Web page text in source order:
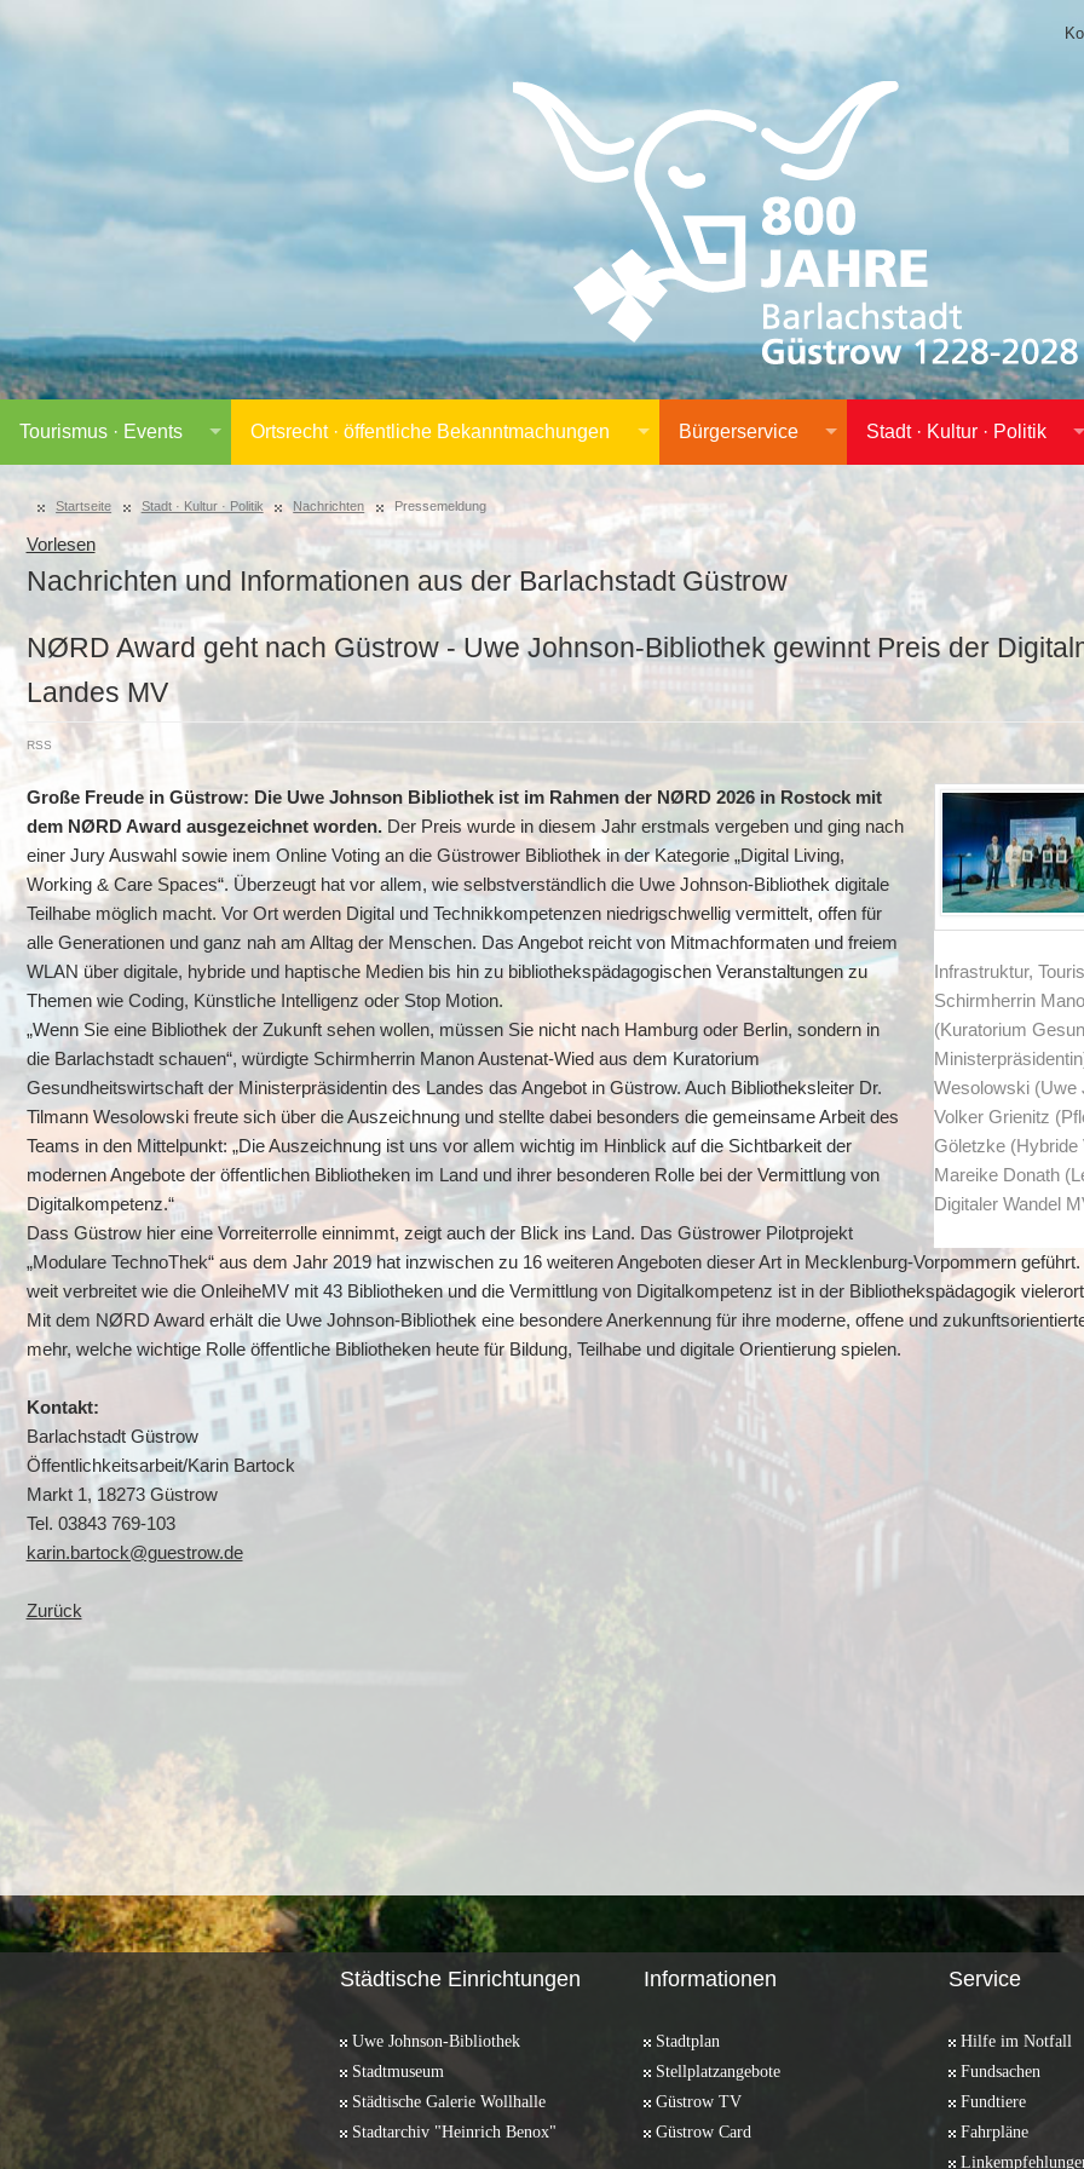
Tourismus · Events Ortsrecht · öffentliche Bekanntmachungen Bürgerservice Stadt · Kultur · Politik
Startseite Stadt · Kultur · Politik Nachrichten Pressemeldung
Vorlesen
Nachrichten und Informationen aus der Barlachstadt Güstrow
NØRD Award geht nach Güstrow - Uwe Johnson-Bibliothek gewinnt Preis der
Landes MV
RSS
Infrastruktur,
Schirmherrin
(Kuratorium
Wesolowski (Uwe
Volker Grienitz
Göletzke (Hybride
Mareike Donath
Digitaler Wandel
Große Freude in Güstrow: Die Uwe Johnson Bibliothek ist im Rahmen der NØRD 2026 in Rostock mit
dem NØRD Award ausgezeichnet worden. Der Preis wurde in diesem Jahr erstmals vergeben und ging nach
einer Jury Auswahl sowie inem Online Voting an die Güstrower Bibliothek in der Kategorie „Digital Living,
Working & Care Spaces“. Überzeugt hat vor allem, wie selbstverständlich die Uwe Johnson-Bibliothek digitale
Teilhabe möglich macht. Vor Ort werden Digital und Technikkompetenzen niedrigschwellig vermittelt, offen für
alle Generationen und ganz nah am Alltag der Menschen. Das Angebot reicht von Mitmachformaten und freiem
WLAN über digitale, hybride und haptische Medien bis hin zu bibliothekspädagogischen Veranstaltungen zu
Themen wie Coding, Künstliche Intelligenz oder Stop Motion.
„Wenn Sie eine Bibliothek der Zukunft sehen wollen, müssen Sie nicht nach Hamburg oder Berlin, sondern in
die Barlachstadt schauen“, würdigte Schirmherrin Manon Austenat-Wied aus dem Kuratorium
Gesundheitswirtschaft der Ministerpräsidentin des Landes das Angebot in Güstrow. Auch Bibliotheksleiter Dr.
Tilmann Wesolowski freute sich über die Auszeichnung und stellte dabei besonders die gemeinsame Arbeit des
Teams in den Mittelpunkt: „Die Auszeichnung ist uns vor allem wichtig im Hinblick auf die Sichtbarkeit der
modernen Angebote der öffentlichen Bibliotheken im Land und ihrer besonderen Rolle bei der Vermittlung von
Digitalkompetenz.“
Dass Güstrow hier eine Vorreiterrolle einnimmt, zeigt auch der Blick ins Land. Das Güstrower Pilotprojekt
„Modulare TechnoThek“ aus dem Jahr 2019 hat inzwischen zu 16 weiteren Angeboten dieser Art in Mecklenburg-Vorpommern
weit verbreitet wie die OnleiheMV mit 43 Bibliotheken und die Vermittlung von Digitalkompetenz ist in der Bibliothekspädagogik
Mit dem NØRD Award erhält die Uwe Johnson-Bibliothek eine besondere Anerkennung für ihre moderne, offene und
mehr, welche wichtige Rolle öffentliche Bibliotheken heute für Bildung, Teilhabe und digitale Orientierung spielen.
Kontakt:
Barlachstadt Güstrow
Öffentlichkeitsarbeit/Karin Bartock
Markt 1, 18273 Güstrow
Tel. 03843 769-103
karin.bartock@guestrow.de
Zurück
Städtische Einrichtungen
Uwe Johnson-Bibliothek
Stadtmuseum
Städtische Galerie Wollhalle
Stadtarchiv "Heinrich Benox"
Informationen
Stadtplan
Stellplatzangebote
Güstrow TV
Güstrow Card
Service
Hilfe im Notfall
Fundsachen
Fundtiere
Fahrpläne